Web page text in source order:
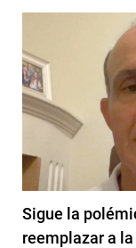
Sigue la
reemplazar a